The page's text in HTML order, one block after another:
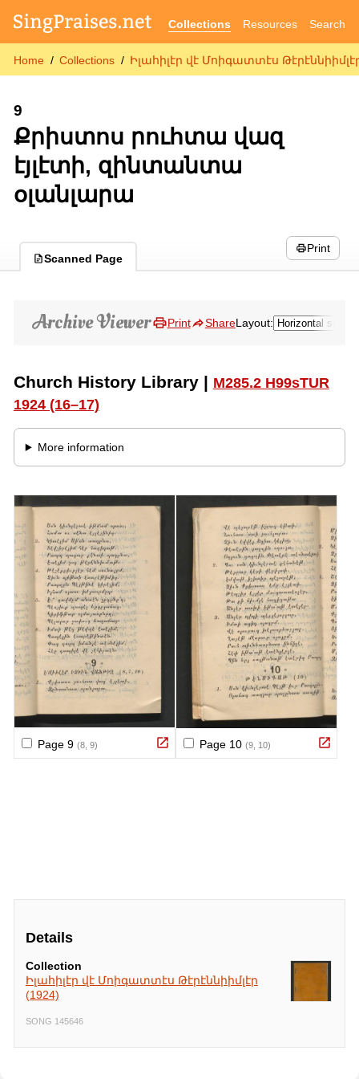
Collections Resources Search
Home Collections Իլահիլէր վէ Մոիգատտէս
9
Քրիստոս րուհտա վազ
էյլէտի, զինտանտա
օլանլարա
Scanned Page
Print
Details
Collection
Իլահիլէր վէ Մոիգատտէս Թէրէննիիմլէր
(1924)
SONG 145646